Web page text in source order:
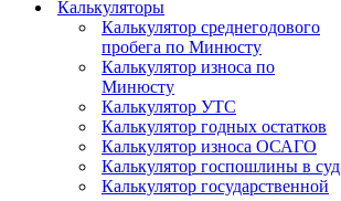
Калькуляторы
Калькулятор среднегодового
пробега по Минюсту
Калькулятор износа по
Минюсту
Калькулятор УТС
Калькулятор годных остатков
Калькулятор износа ОСАГО
Калькулятор госпошлины в суд
Калькулятор государственной